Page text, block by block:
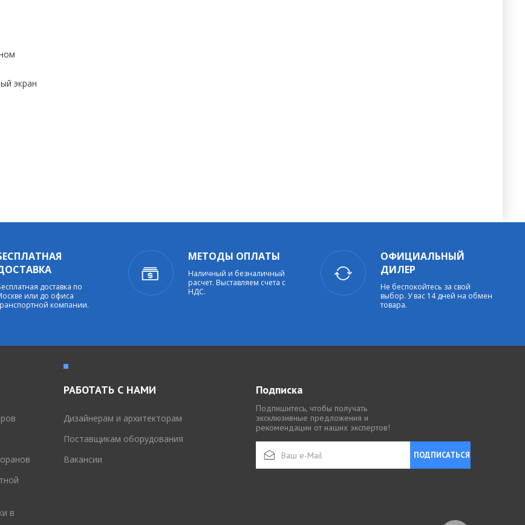
экран
доставка по
или до офиса
компании.
МЕТОДЫ ОПЛАТЫ
Наличный и безналичный
расчет. Выставляем счета с
НДС.
ОФИЦИАЛЬНЫЙ
ДИЛЕР
Не беспокойтесь за свой
выбор. У вас 14 дней на обмен
товара.
в
РАБОТАТЬ С НАМИ
Дизайнерам и архитекторам
Поставщикам оборудования
Вакансии
Подписка
Подпишитесь, чтобы получать
эксклюзивные предложения и
рекомендации от наших экспертов!
ПОДПИСАТЬСЯ